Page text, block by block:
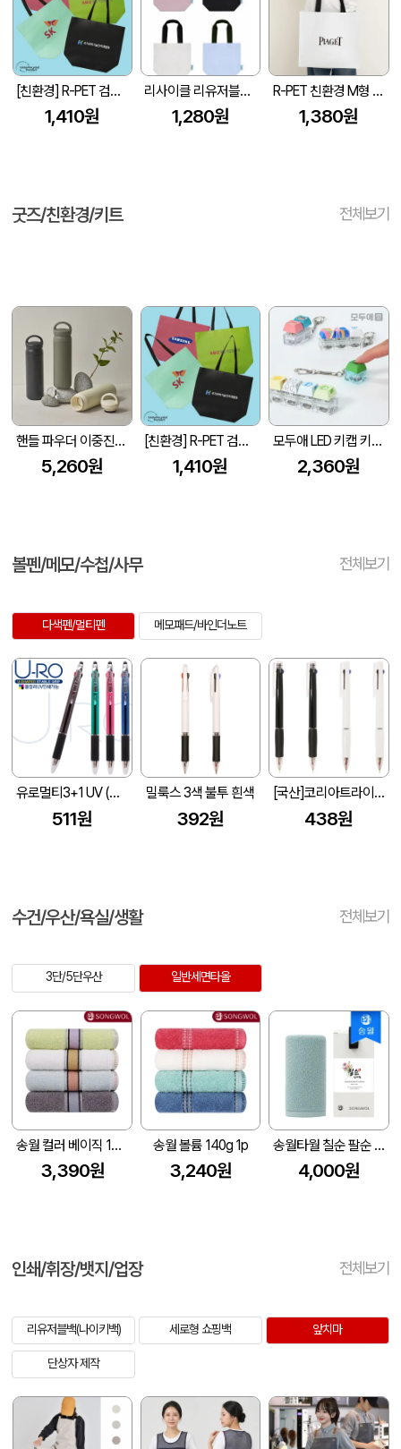
[친환경] R-PET 검정내피 리유저블백 (4색/중형/170g)(450x150x400mm)
1,410원
리사이클 리유저블백 4컬러 GRS인증 40*35*15
1,280원
R-PET 친환경 M형 리유저블백 (450x150x400mm)
1,380원
굿즈/친환경/키트 전체보기
핸들 파우더 이중진공 스텐텀블러 500ml 손잡이 텀블러
5,260원
[친환경] R-PET 검정내피 리유저블백 (4색/중형/170g)(450x150x400mm)
1,410원
모두애 LED 키캡 키링 굿즈
2,360원
볼펜/메모/수첩/사무 전체보기
다색펜/멀티펜 메모패드/바인더노트
유로멀티3+1 UV (볼펜+샤프)
511원
밀룩스 3색 불투 흰색
392원
[국산]코리아트라이블랙&화이트니들3색볼펜 (0.7mm)
438원
수건/우산/욕실/생활 전체보기
3단/5단우산 일반세면타올
송월 컬러 베이직 130g 1p
3,390원
송월 볼륨 140g 1p
3,240원
송월타월 칠순 팔순 고희 답례품 기프트세트(라이트무지)(전용띠지 포함)
4,000원
인쇄/휘장/뱃지/업장 전체보기
리유저블백(나이키백) 세로형 쇼핑백 앞치마
단상자 제작